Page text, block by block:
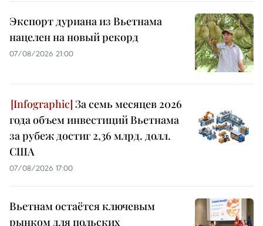
Экспорт дуриана из Вьетнама
нацелен на новый рекорд
07/08/2026 21:00
За семь месяцев 2026
года объем инвестиций Вьетнама
за рубеж достиг 2,36 млрд. долл.
США
07/08/2026 17:00
Вьетнам остаётся ключевым
рынком для польских